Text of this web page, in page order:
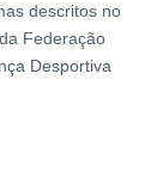
descritos no
Federação
Desportiva